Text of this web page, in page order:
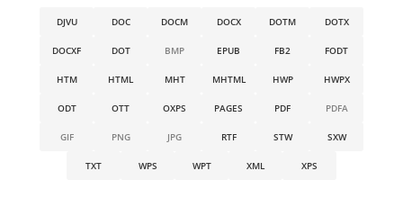
DJVU DOC DOCM DOCX DOTM DOTX
DOCXF DOT BMP EPUB FB2 FODT
HTM HTML MHT MHTML HWP HWPX
ODT OTT OXPS PAGES PDF PDFA
GIF PNG JPG RTF STW SXW
TXT WPS WPT XML XPS